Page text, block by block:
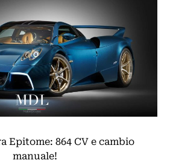
Epitome: 864 CV e cambio
manuale!